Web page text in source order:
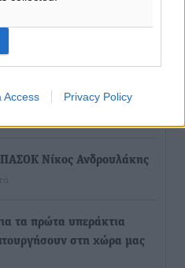
Access Privacy Policy
Γεωργιάδη
ΠΑΣΟΚ Νίκος Ανδρουλάκης
τα πρώτα υπεράκτια
στη χώρα μας